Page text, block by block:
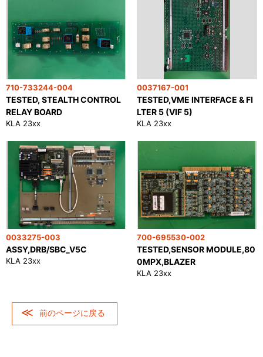
TESTED, STEALTH CONTROL
RELAY BOARD
710-733244-004
KLA 23xx
TESTED,VME INTERFACE & FI
LTER 5 (VIF 5)
0037167-001
KLA 23xx
ASSY,DRB/SBC_V5C
0033275-003
KLA 23xx
TESTED,SENSOR MODULE,80
0MPX,BLAZER
700-695530-002
KLA 23xx
前のページに戻る